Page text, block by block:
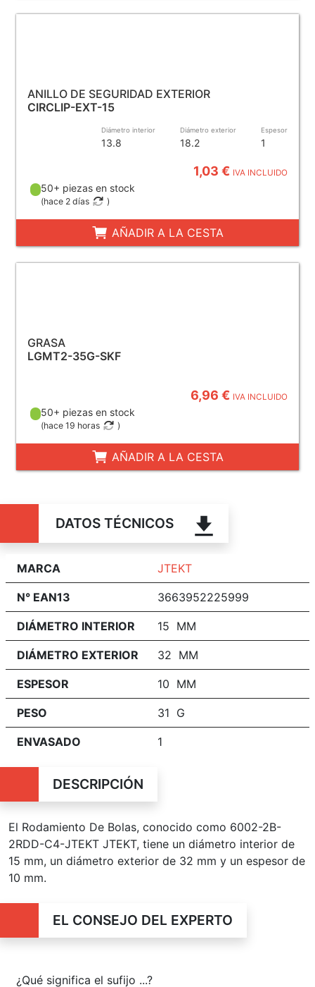
ANILLO DE SEGURIDAD EXTERIOR
CIRCLIP-EXT-15
Diámetro interior
13.8
Diámetro exterior
18.2
Espesor
1
1,03 € IVA INCLUIDO
50+ piezas en stock
(hace 2 días )
AÑADIR A LA CESTA
GRASA
LGMT2-35G-SKF
6,96 € IVA INCLUIDO
50+ piezas en stock
(hace 19 horas )
AÑADIR A LA CESTA
DATOS TÉCNICOS
MARCA JTEKT
N° EAN13 3663952225999
DIÁMETRO INTERIOR 15 MM
DIÁMETRO EXTERIOR 32 MM
ESPESOR 10 MM
PESO 31 G
ENVASADO 1
DESCRIPCIÓN
El Rodamiento De Bolas, conocido como 6002-2B-
2RDD-C4-JTEKT JTEKT, tiene un diámetro interior de
15 mm, un diámetro exterior de 32 mm y un espesor de
10 mm.
EL CONSEJO DEL EXPERTO
¿Qué significa el sufijo ...?